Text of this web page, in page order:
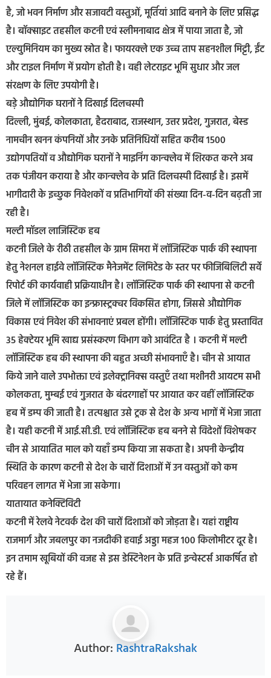
है, जो भवन निर्माण और सजावटी वस्तुओं, मूर्तियां आदि बनाने के लिए प्रसिद्ध
है। बॉक्साइट तहसील कटनी एवं स्लीमनाबाद क्षेत्र में पाया जाता है, जो
एल्युमिनियम का मुख्य स्रोत है। फायरक्ले एक उच्च ताप सहनशील मिट्टी, ईंट
और टाइल निर्माण में प्रयोग होती है। वही लेटराइट भूमि सुधार और जल
संरक्षण के लिए उपयोगी है।
बड़े औद्योगिक घरानों ने दिखाई दिलचस्पी
दिल्ली, मुंबई, कोलकाता, हैदराबाद, राजस्थान, उत्तर प्रदेश, गुजरात, बेस्ड
नामचीन खनन कंपनियों और उनके प्रतिनिधियों सहित करीब 1500
उद्योगपतियों व औद्योगिक घरानों ने माइनिंग कान्क्लेव में शिरकत करने अब
तक पंजीयन कराया है और कान्क्लेव के प्रति दिलचस्पी दिखाई है। इसमें
भागीदारी के इच्छुक निवेशकों व प्रतिभागियों की संख्या दिन-व-दिन बढ़ती जा
रही है।
मल्टी मॉडल लाजिस्टिक हब
कटनी जिले के रीठी तहसील के ग्राम सिमरा में लॉजिस्टिक पार्क की स्थापना
हेतु नेशनल हाईवे लॉजिस्टिक मैनेजमेंट लिमिटेड के स्तर पर फीजिबिलिटी सर्वे
रिपोर्ट की कार्यवाही प्रक्रियाधीन है। लॉजिस्टिक पार्क की स्थापना से कटनी
जिले में लॉजिस्टिक का इन्फ्रास्ट्रक्चर विकसित होगा, जिससे औद्योगिक
विकास एवं निवेश की संभावनाएं प्रबल होंगी। लॉजिस्टिक पार्क हेतु प्रस्तावित
35 हेक्टेयर भूमि खाद्य प्रसंस्करण विभाग को आवंटित है । कटनी में मल्टी
लॉजिस्टिक हब की स्थापना की बहुत अच्छी संभावनाएँ है। चीन से आयात
किये जाने वाले उपभोक्ता एवं इलेक्ट्रानिक्स वस्तुएँ तथा मशीनरी आयटम सभी
कोलकता, मुम्बई एवं गुजरात के बंदरगाहों पर आयात कर वहीं लॉजिस्टिक
हब में डम्प की जाती है। तत्पश्चात उसे ट्रक से देश के अन्य भागों में भेजा जाता
है। यही कटनी में आई.सी.डी. एवं लॉजिस्टिक हब बनने से विदेशों विशेषकर
चीन से आयातित माल को यहाँ डम्प किया जा सकता है। अपनी केन्द्रीय
स्थिति के कारण कटनी से देश के चारों दिशाओं में उन वस्तुओं को कम
परिवहन लागत में भेजा जा सकेगा।
यातायात कनेक्टिविटी
कटनी में रेलवे नेटवर्क देश की चारों दिशाओं को जोड़ता है। यहां राष्ट्रीय
राजमार्ग और जबलपुर का नजदीकी हवाई अड्डा महज 100 किलोमीटर दूर है।
इन तमाम खूबियों की वजह से इस डेस्टिनेशन के प्रति इन्वेस्टर्स आकर्षित हो
रहे हैं।
Author: RashtraRakshak